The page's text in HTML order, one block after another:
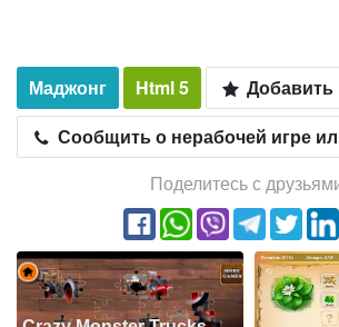
Маджонг Html 5
Добавить
Сообщить о нерабочей игре
Поделитесь с